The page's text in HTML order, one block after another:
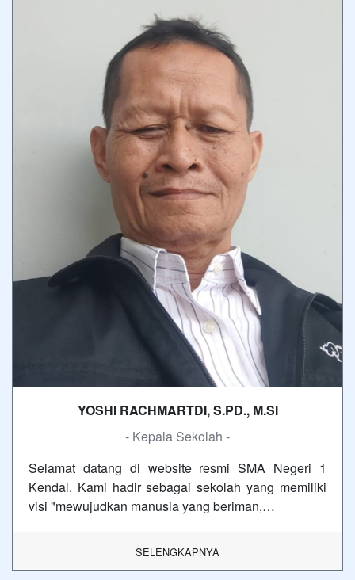
YOSHI RACHMARTDI, S.PD., M.SI
- Kepala Sekolah -
Selamat datang di website resmi SMA Negeri 1
Kendal. Kami hadir sebagai sekolah yang memiliki
visi "mewujudkan manusia yang beriman,…
SELENGKAPNYA